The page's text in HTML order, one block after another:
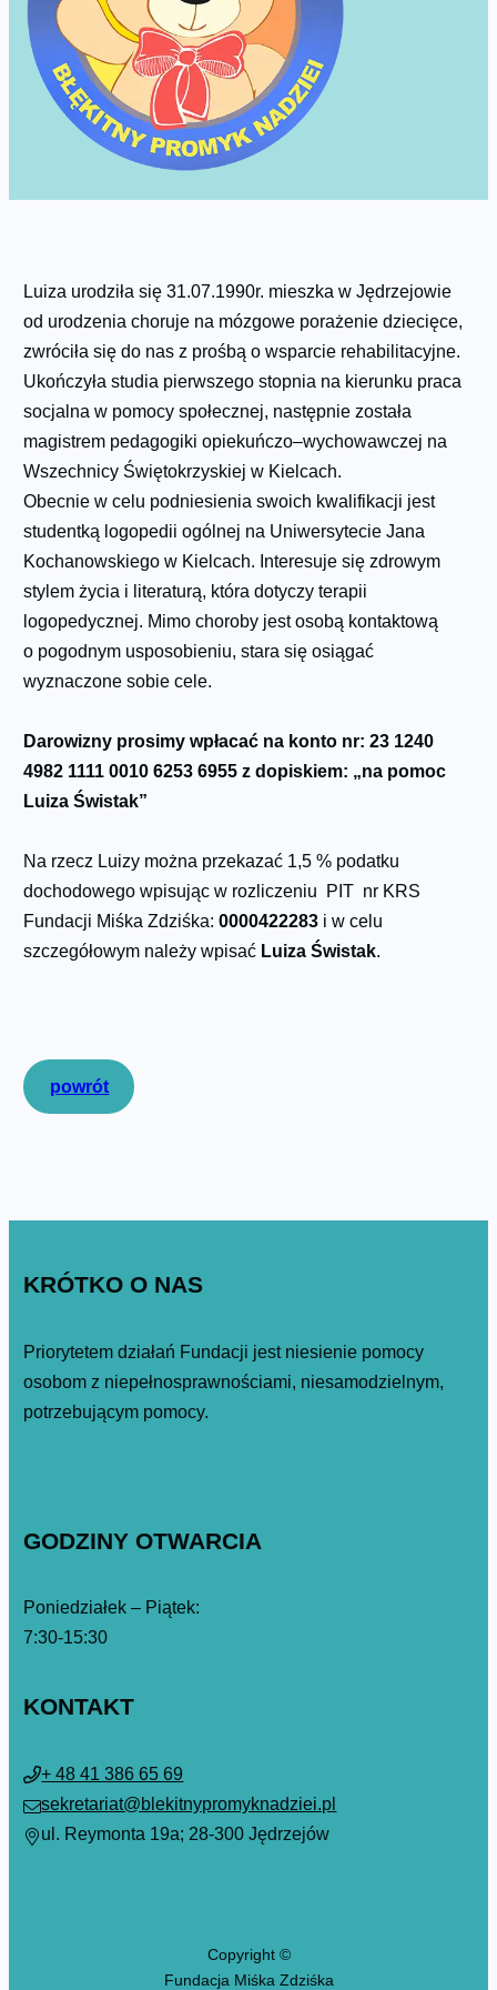
Luiza urodziła się 31.07.1990r. mieszka w Jędrzejowie
od urodzenia choruje na mózgowe porażenie dziecięce,
zwróciła się do nas z prośbą o wsparcie rehabilitacyjne.
Ukończyła studia pierwszego stopnia na kierunku praca
socjalna w pomocy społecznej, następnie została
magistrem pedagogiki opiekuńczo–wychowawczej na
Wszechnicy Świętokrzyskiej w Kielcach.
Obecnie w celu podniesienia swoich kwalifikacji jest
studentką logopedii ogólnej na Uniwersytecie Jana
Kochanowskiego w Kielcach. Interesuje się zdrowym
stylem życia i literaturą, która dotyczy terapii
logopedycznej. Mimo choroby jest osobą kontaktową
o pogodnym usposobieniu, stara się osiągać
wyznaczone sobie cele.
Darowizny prosimy wpłacać na konto nr: 23 1240
4982 1111 0010 6253 6955 z dopiskiem: „na pomoc
Luiza Świstak”
Na rzecz Luizy można przekazać 1,5 % podatku
dochodowego wpisując w rozliczeniu PIT nr KRS
Fundacji Miśka Zdziśka:0000422283 i w celu
szczegółowym należy wpisać Luiza Świstak.
powrót
KRÓTKO O NAS
Priorytetem działań Fundacji jest niesienie pomocy
osobom z niepełnosprawnościami, niesamodzielnym,
potrzebującym pomocy.
GODZINY OTWARCIA
Poniedziałek – Piątek:
7:30-15:30
KONTAKT
+ 48 41 386 65 69
sekretariat@blekitnypromyknadziei.pl
ul. Reymonta 19a; 28-300 Jędrzejów
Copyright ©
Fundacja Miśka Zdziśka